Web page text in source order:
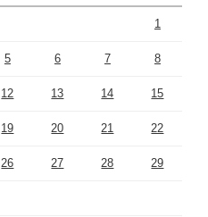
1
5 6 7 8
12 13 14 15
19 20 21 22
26 27 28 29